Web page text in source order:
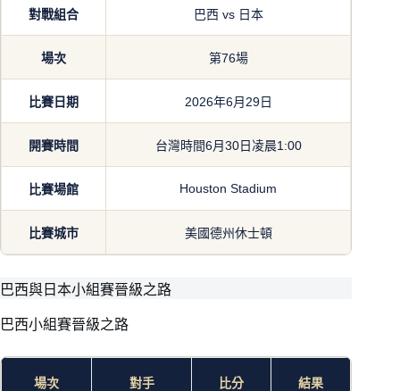
對戰組合 巴西 vs 日本
場次 第76場
比賽日期 2026年6月29日
開賽時間 台灣時間6月30日凌晨1:00
比賽場館 Houston Stadium
比賽城市 美國德州休士頓
巴西與日本小組賽晉級之路
巴西小組賽晉級之路
場次 對手 比分 結果